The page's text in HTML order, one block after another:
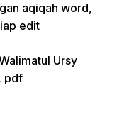
aqiqah word,
edit
Ursy
pdf